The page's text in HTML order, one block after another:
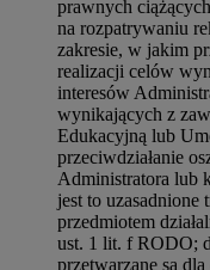
prawnych
na rozpatrywaniu
zakresie, w jakim
realizacji celów
interesów
wynikających z
Edukacyjną lub
przeciwdziałanie
Administratora lub
jest to uzasadnione
przedmiotem
ust. 1 lit. f RODO;
przetwarzane są